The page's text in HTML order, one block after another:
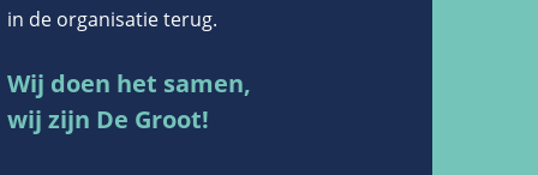
in de organisatie terug.
Wij doen het samen,
wij zijn De Groot!